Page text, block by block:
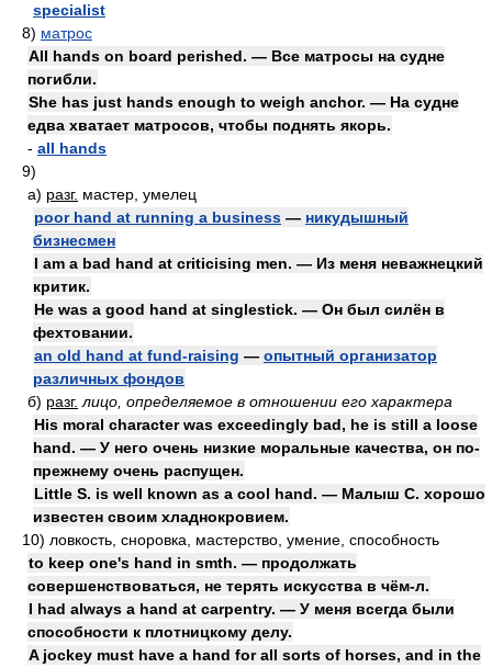
specialist
8) матрос
All hands on board perished. — Все матросы на судне
погибли.
She has just hands enough to weigh anchor. — На судне
едва хватает матросов, чтобы поднять якорь.
- all hands
9)
а) разг. мастер, умелец
poor hand at running a business — никудышный
бизнесмен
I am a bad hand at criticising men. — Из меня неважнецкий
критик.
He was a good hand at singlestick. — Он был силён в
фехтовании.
an old hand at fund-raising — опытный организатор
различных фондов
б) разг. лицо, определяемое в отношении его характера
His moral character was exceedingly bad, he is still a loose
hand. — У него очень низкие моральные качества, он по-
прежнему очень распущен.
Little S. is well known as a cool hand. — Малыш С. хорошо
известен своим хладнокровием.
10) ловкость, сноровка, мастерство, умение, способность
to keep one's hand in smth. — продолжать
совершенствоваться, не терять искусства в чём-л.
I had always a hand at carpentry. — У меня всегда были
способности к плотницкому делу.
A jockey must have a hand for all sorts of horses, and in the